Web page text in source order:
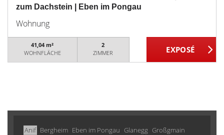
zum Dachstein | Eben im Pongau
Wohnung
41,04 m²
WOHNFLÄCHE
2
ZIMMER
Anif Bergheim Eben im Pongau Glanegg Großgmain